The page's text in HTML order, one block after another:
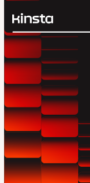
Kinsta®
Plataforma
Soluciones
Precios
Recursos
Contacto
Buscar